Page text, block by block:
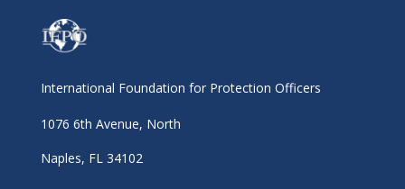
International Foundation for Protection Officers
1076 6th Avenue, North
Naples, FL 34102